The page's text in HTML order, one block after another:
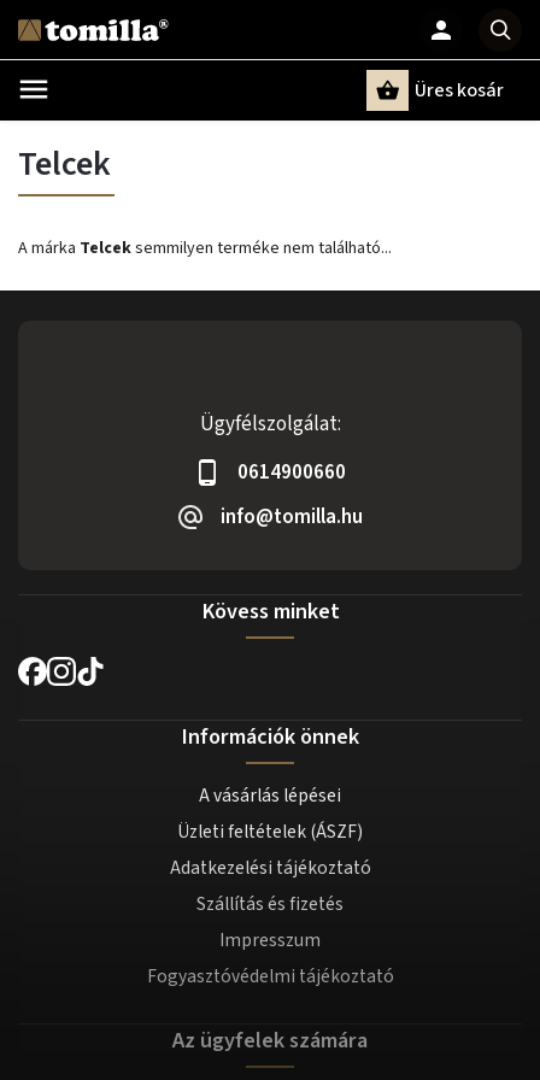
Üres kosár
Telcek
A márka Telceksemmilyen terméke nem található...
Ügyfélszolgálat:
0614900660
info@tomilla.hu
Kövess minket
Információk önnek
A vásárlás lépései
Üzleti feltételek (ÁSZF)
Adatkezelési tájékoztató
Szállítás és fizetés
Impresszum
Fogyasztóvédelmi tájékoztató
Az ügyfelek számára